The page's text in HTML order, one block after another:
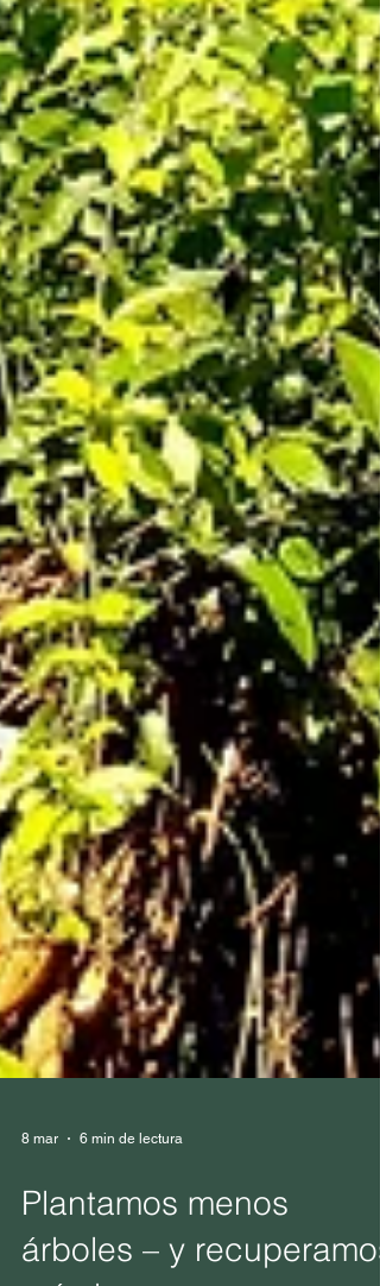
8 mar 6 min de lectura
Plantamos menos